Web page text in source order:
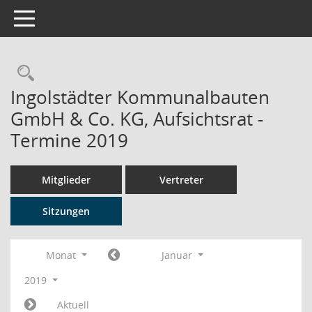
Toggle navigation
Rechercheauswahl
Ingolstädter Kommunalbauten
GmbH & Co. KG, Aufsichtsrat -
Termine 2019
Mitglieder Vertreter
Sitzungen
Monat
Januar
2019
Aktuell